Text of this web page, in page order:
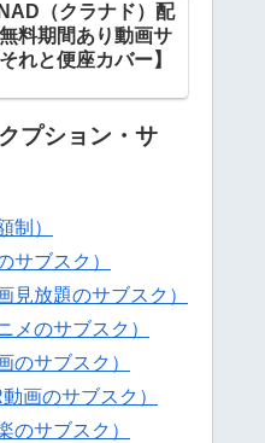
（クラナド）配
料期間あり動画サ
れと便座カバー】
プション・サ
制）
サブスク）
見放題のサブスク）
メのサブスク）
のサブスク）
画のサブスク）
のサブスク）